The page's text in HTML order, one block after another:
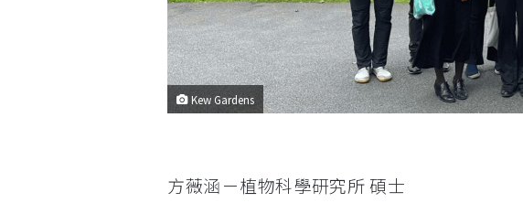
Kew Gardens
方薇涵－植物科學研究所 碩士